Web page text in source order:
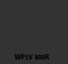
WP1V 800R